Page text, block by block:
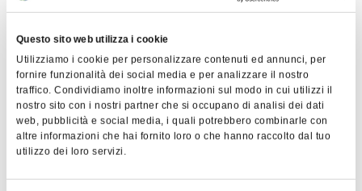
Questo sito web utilizza i cookie
Utilizziamo i cookie per personalizzare contenuti ed annunci, per
fornire funzionalità dei social media e per analizzare il nostro
traffico. Condividiamo inoltre informazioni sul modo in cui utilizzi il
nostro sito con i nostri partner che si occupano di analisi dei dati
web, pubblicità e social media, i quali potrebbero combinarle con
altre informazioni che hai fornito loro o che hanno raccolto dal tuo
utilizzo dei loro servizi.
Orari
Programma
Durante la “NotteBlu